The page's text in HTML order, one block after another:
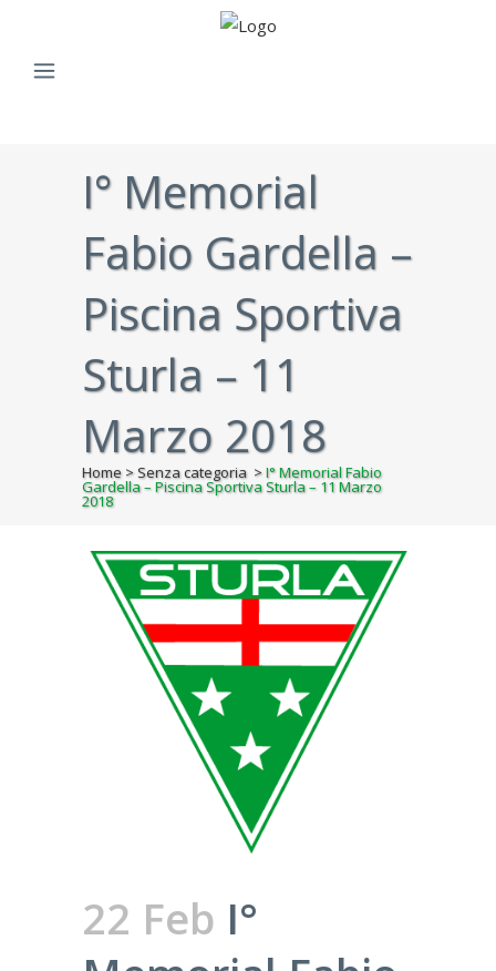
I° Memorial
Fabio Gardella –
Piscina Sportiva
Sturla – 11
Marzo 2018
Home > Senza categoria >I° Memorial Fabio
Gardella – Piscina Sportiva Sturla – 11 Marzo
2018
22 Feb I°